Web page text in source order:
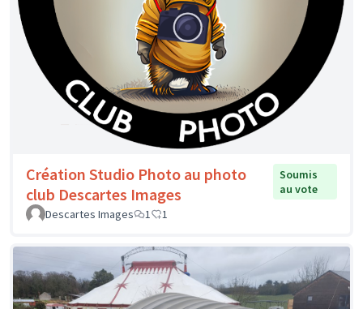
Création Studio Photo au photo
club Descartes Images
Soumis
au vote
Descartes Images
1 1